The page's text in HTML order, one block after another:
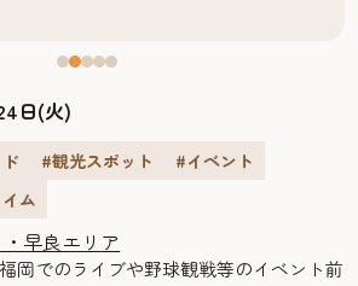
日(火)
#観光スポット
#イベント
ム
早良エリア
岡でのライブや野球観戦等のイベント前